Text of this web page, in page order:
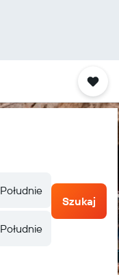
Południe
Południe
Szukaj